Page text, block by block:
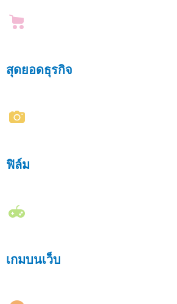
สุดยอดธุรกิจ
ฟิล์ม
เกมบนเว็บ